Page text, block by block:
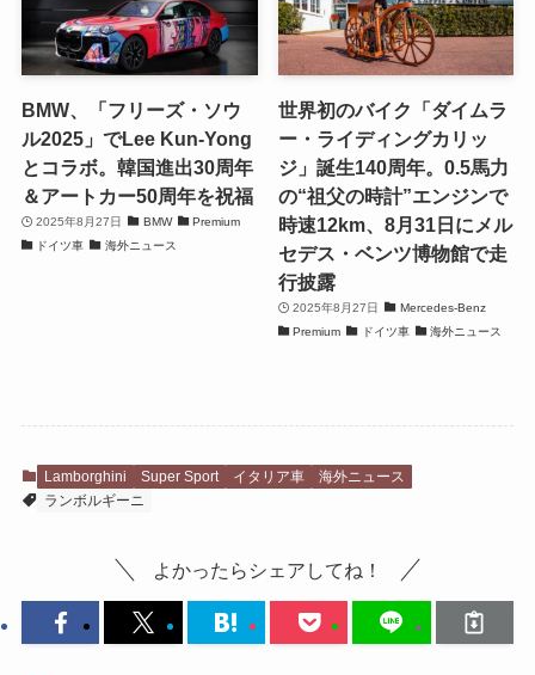
BMW、「フリーズ・ソウ
ル2025」でLee Kun-Yong
とコラボ。韓国進出30周年
＆アートカー50周年を祝福
2025年8月27日 BMW
Premium
ドイツ車
海外ニュース
世界初のバイク「ダイムラ
ー・ライディングカリッ
ジ」誕生140周年。0.5馬力
の“祖父の時計”エンジンで
時速12km、8月31日にメル
セデス・ベンツ博物館で走
行披露
2025年8月27日
Mercedes-Benz
Premium
ドイツ車 海外ニュース
Lamborghini Super Sport イタリア車
海外ニュース
ランボルギーニ
よかったらシェアしてね！